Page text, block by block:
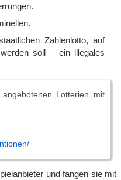
Zahlenlotto, auf
soll – ein illegales
Lotterien mit
und fangen sie mit